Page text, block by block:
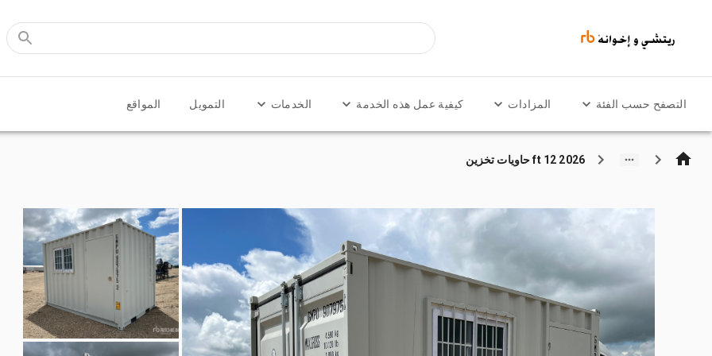
التصفح حسب الفئة المزادات كيفية عمل هذه الخدمة الخدمات التمويل المواقع
2026 12 ft حاويات تخزين